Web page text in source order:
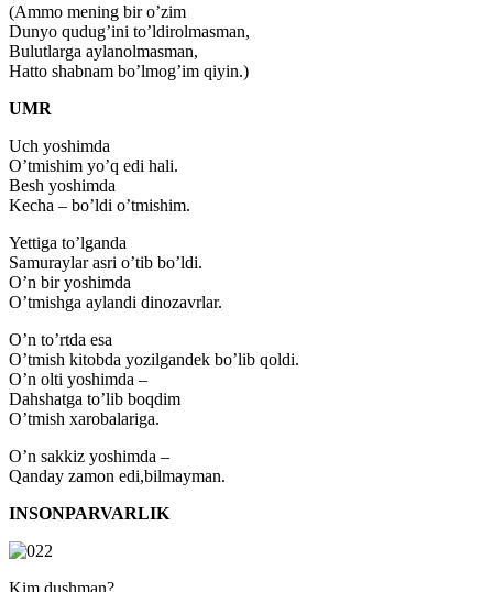
(Ammo mening bir o’zim
Dunyo qudug’ini to’ldirolmasman,
Bulutlarga aylanolmasman,
Hatto shabnam bo’lmog’im qiyin.)
UMR
Uch yoshimda
O’tmishim yo’q edi hali.
Besh yoshimda
Kecha – bo’ldi o’tmishim.
Yettiga to’lganda
Samuraylar asri o’tib bo’ldi.
O’n bir yoshimda
O’tmishga aylandi dinozavrlar.
O’n to’rtda esa
O’tmish kitobda yozilgandek bo’lib qoldi.
O’n olti yoshimda –
Dahshatga to’lib boqdim
O’tmish xarobalariga.
O’n sakkiz yoshimda –
Qanday zamon edi,bilmayman.
INSONPARVARLIK
Kim dushman?